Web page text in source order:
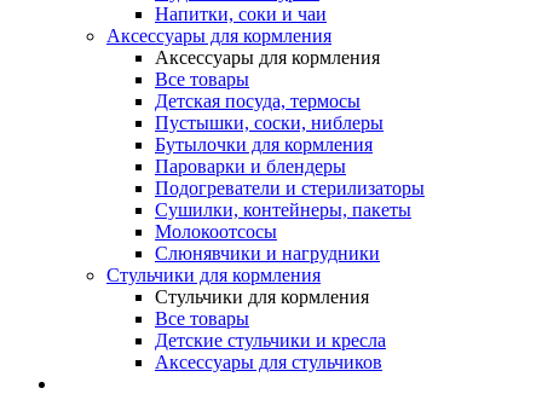
Напитки, соки и чаи
Аксессуары для кормления
Аксессуары для кормления
Все товары
Детская посуда, термосы
Пустышки, соски, ниблеры
Бутылочки для кормления
Пароварки и блендеры
Подогреватели и стерилизаторы
Сушилки, контейнеры, пакеты
Молокоотсосы
Слюнявчики и нагрудники
Стульчики для кормления
Стульчики для кормления
Все товары
Детские стульчики и кресла
Аксессуары для стульчиков